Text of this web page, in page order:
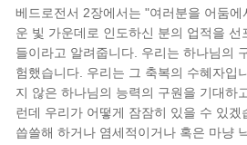
베드로전서 2장에서는 "여러분을 어둠
운 빛 가운데로 인도하신 분의 업적을 선
들이라고 알려줍니다. 우리는 하나님의
험했습니다. 우리는 그 축복의 수혜자입
지 않은 하나님의 능력의 구원을 기대하
런데 우리가 어떻게 잠잠히 있을 수 있겠
씁쓸해 하거나 염세적이거나 혹은 마냥